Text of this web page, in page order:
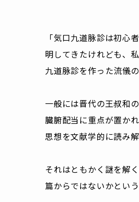
「気口九道脉診は初心
明してきたけれども、
九道脉診を作った流儀
一般には晋代の王叔和
臓腑配当に重点が置か
思想を文献学的に読み
それはともかく謎を解
篇からではないかとい